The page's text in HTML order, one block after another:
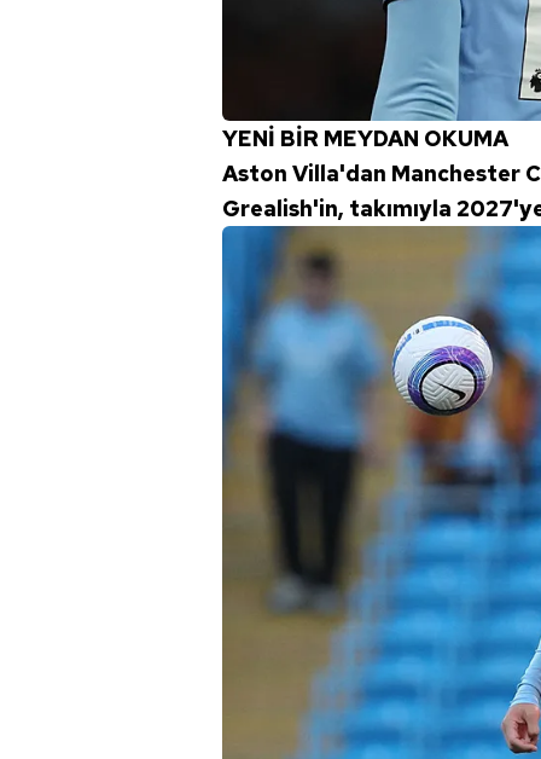
6698 sayılı Kişisel Verilerin
mevzuata uygun olarak
YENİ BİR MEYDAN OKUMA
Aston Villa'dan Manchester
Grealish'in, takımıyla